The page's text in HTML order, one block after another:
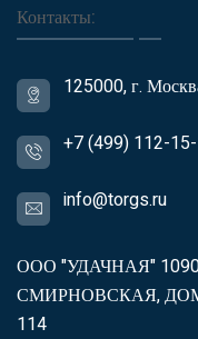
Контакты:
125000, г.
+7 (499) 112-
info@torgs.ru
ООО "УДАЧНАЯ"
СМИРНОВСКАЯ, ДОМ
114